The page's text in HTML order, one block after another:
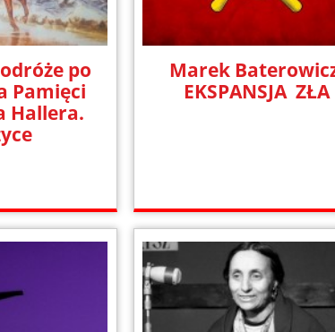
po
Pamięci
Hallera.
Marek
EKSPANSJA ZŁA